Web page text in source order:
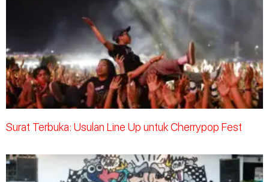
Surat Terbuka: Usulan Line Up untuk Cherrypop Fest